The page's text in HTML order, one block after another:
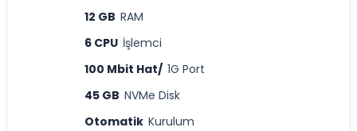
12 GB RAM
6 CPU İşlemci
100 Mbit Hat/ 1G Port
45 GB NVMe Disk
Otomatik Kurulum